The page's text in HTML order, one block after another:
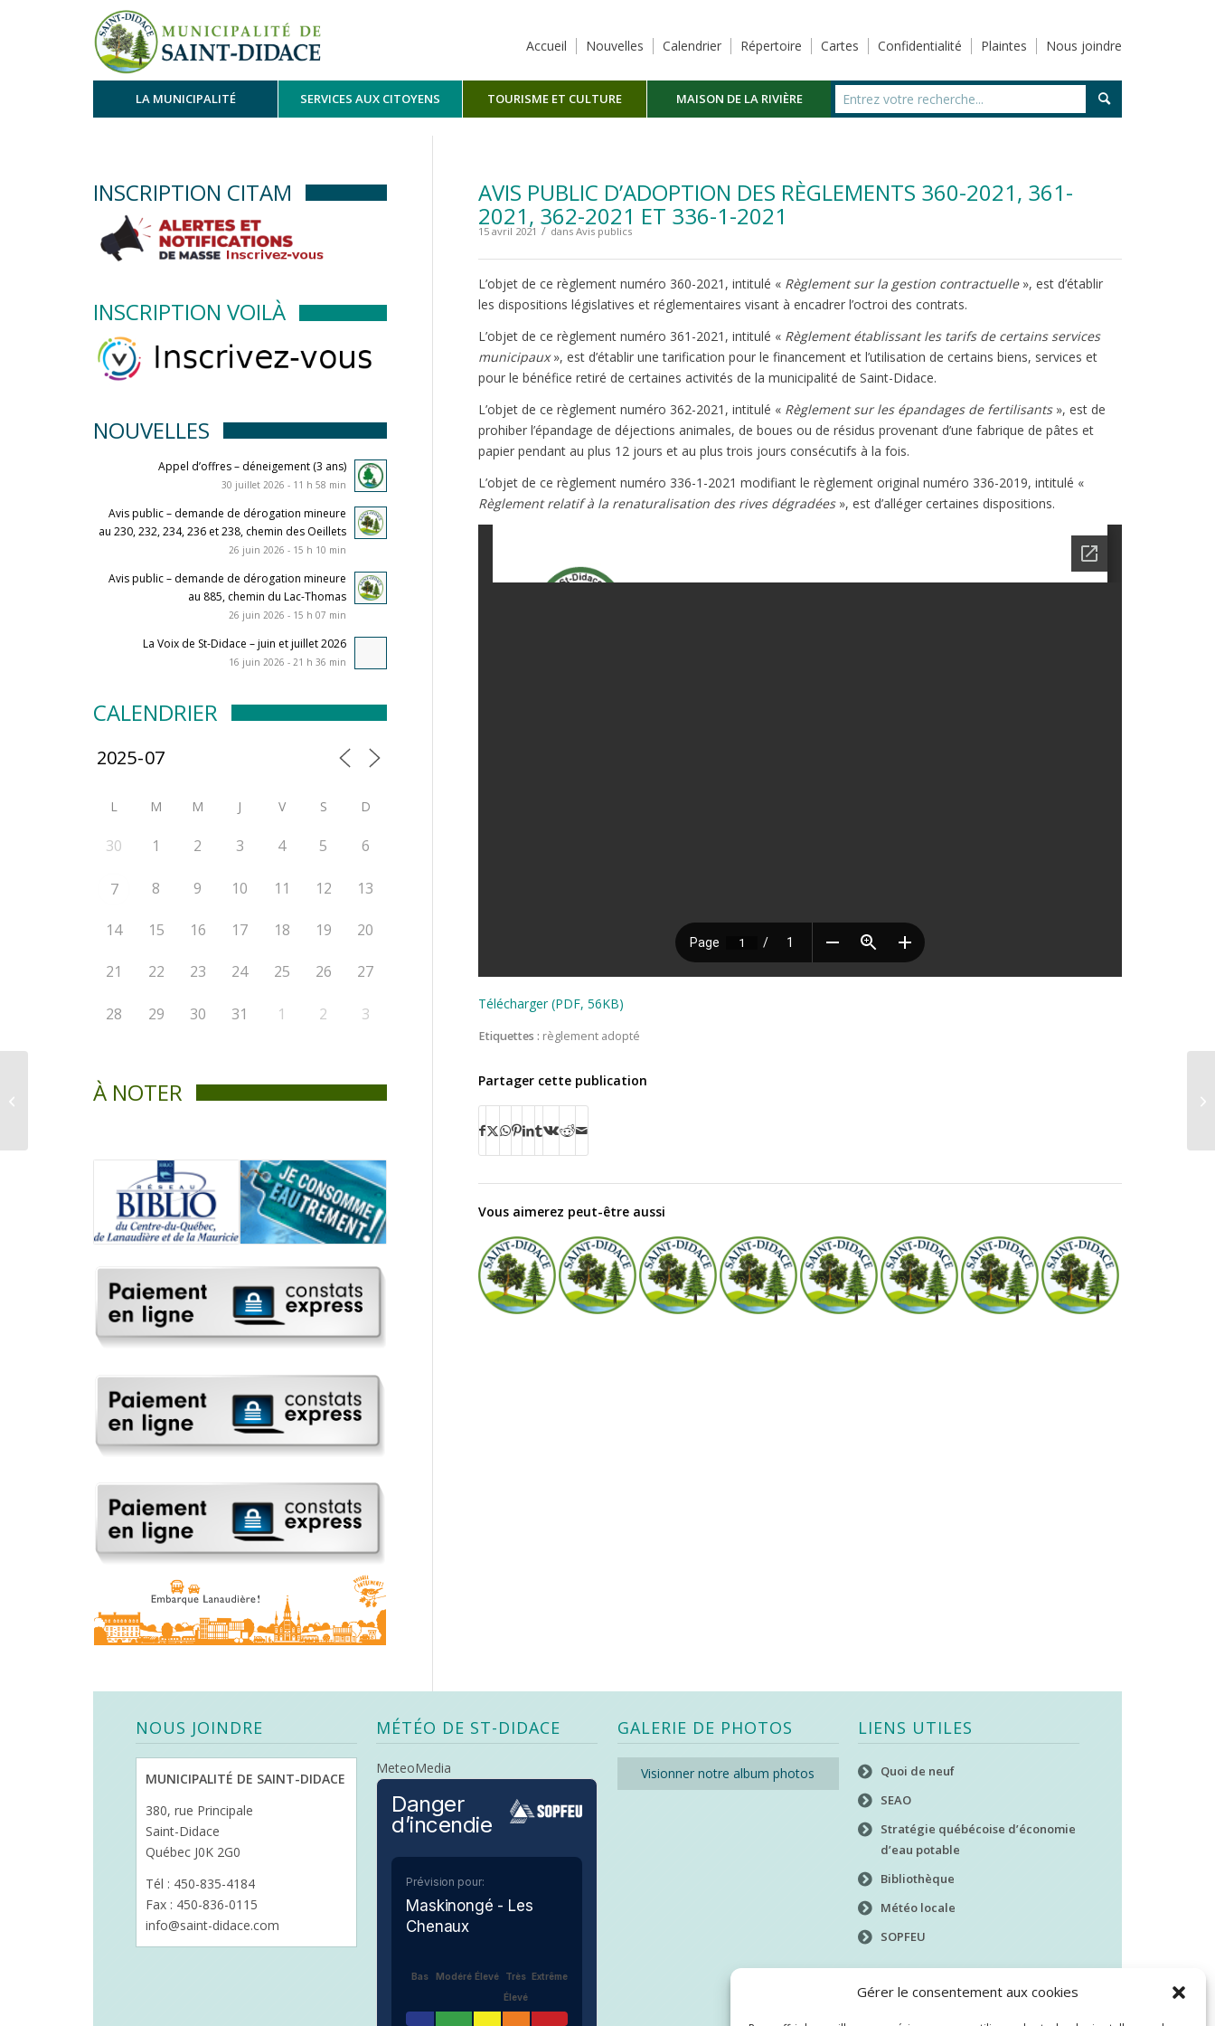
Gérer le consentement aux cookies
Accueil Nouvelles Calendrier Répertoire Cartes Confidentialité Plaintes Nous joindre
LA MUNICIPALITÉ SERVICES AUX CITOYENS TOURISME ET CULTURE MAISON DE LA RIVIÈRE
AVIS PUBLIC D’ADOPTION DES RÈGLEMENTS 360-2021, 361-
2021, 362-2021 ET 336-1-2021
15 avril 2021 / dans Avis publics
L’objet de ce règlement numéro 360-2021, intitulé «Règlement sur la gestion contractuelle», est d’établir
les dispositions législatives et réglementaires visant à encadrer l’octroi des contrats.
L’objet de ce règlement numéro 361-2021, intitulé « Règlement établissant les tarifs de certains services
municipaux», est d’établir une tarification pour le financement et l’utilisation de certains biens, services et
pour le bénéfice retiré de certaines activités de la municipalité de Saint-Didace.
L’objet de ce règlement numéro 362-2021, intitulé « Règlement sur les épandages de fertilisants», est de
prohiber l’épandage de déjections animales, de boues ou de résidus provenant d’une fabrique de pâtes et
papier pendant au plus 12 jours et au plus trois jours consécutifs à la fois.
L’objet de ce règlement numéro 336-1-2021 modifiant le règlement original numéro 336-2019, intitulé «
Règlement relatif à la renaturalisation des rives dégradées», est d’alléger certaines dispositions.
Télécharger (PDF, 56KB)
Etiquettes : règlement adopté
Partager cette publication
Vous aimerez peut-être aussi
INSCRIPTION CITAM
INSCRIPTION VOILÀ
NOUVELLES
Appel d’offres – déneigement (3 ans)
30 juillet 2026 - 11 h 58 min
Avis public – demande de dérogation mineure
au 230, 232, 234, 236 et 238, chemin des Oeillets
26 juin 2026 - 15 h 10 min
Avis public – demande de dérogation mineure
au 885, chemin du Lac-Thomas
26 juin 2026 - 15 h 07 min
La Voix de St-Didace – juin et juillet 2026
16 juin 2026 - 21 h 36 min
CALENDRIER
L M M J V S D
30 1 2 3 4 5 6
7 8 9 10 11 12 13
14 15 16 17 18 19 20
21 22 23 24 25 26 27
28 29 30 31 1 2 3
À NOTER
NOUS JOINDRE
MUNICIPALITÉ DE SAINT-DIDACE
380, rue Principale
Saint-Didace
Québec J0K 2G0
Tél : 450-835-4184
Fax : 450-836-0115
info@saint-didace.com
MÉTÉO DE ST-DIDACE
MeteoMedia
Danger
d’incendie
Prévision pour:
Maskinongé - Les
Chenaux
Bas Modéré Élevé
Très
Élevé
Extrême
GALERIE DE PHOTOS
Visionner notre album photos
LIENS UTILES
Quoi de neuf
SEAO
Stratégie québécoise d’économie
d’eau potable
Bibliothèque
Météo locale
SOPFEU